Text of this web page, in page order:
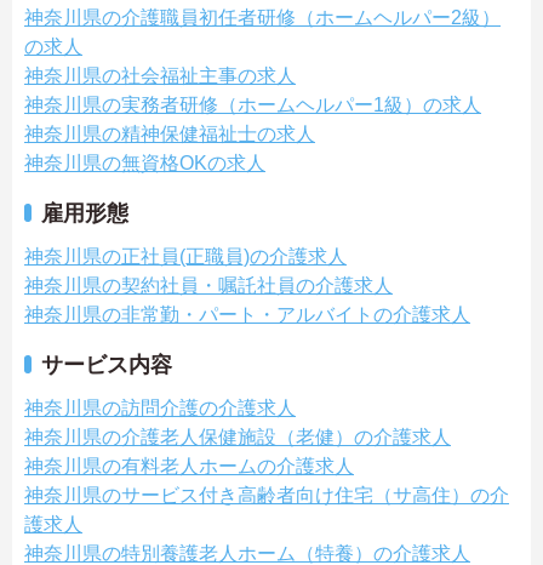
神奈川県の介護職員初任者研修（ホームヘルパー2級）
の求人
神奈川県の社会福祉主事の求人
神奈川県の実務者研修（ホームヘルパー1級）の求人
神奈川県の精神保健福祉士の求人
神奈川県の無資格OKの求人
雇用形態
神奈川県の正社員(正職員)の介護求人
神奈川県の契約社員・嘱託社員の介護求人
神奈川県の非常勤・パート・アルバイトの介護求人
サービス内容
神奈川県の訪問介護の介護求人
神奈川県の介護老人保健施設（老健）の介護求人
神奈川県の有料老人ホームの介護求人
神奈川県のサービス付き高齢者向け住宅（サ高住）の介
護求人
神奈川県の特別養護老人ホーム（特養）の介護求人